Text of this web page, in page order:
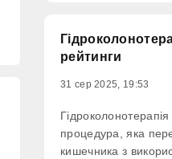
рейтинги
31 сер 2025, 19:53
процедура, яка
кишечника з